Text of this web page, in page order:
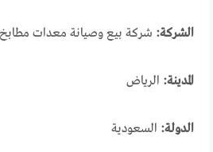
الشركة: شركة بيع وصيانة معدات
المدينة: الرياض
الدولة: السعودية